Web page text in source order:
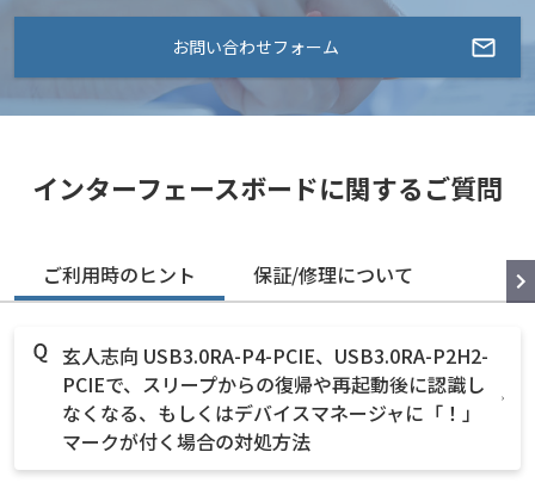
お問い合わせフォーム
インターフェースボードに関するご質問
ご利用時のヒント 保証/修理について
玄人志向 USB3.0RA-P4-PCIE、USB3.0RA-P2H2-
PCIEで、スリープからの復帰や再起動後に認識し
なくなる、もしくはデバイスマネージャに「！」
マークが付く場合の対処方法